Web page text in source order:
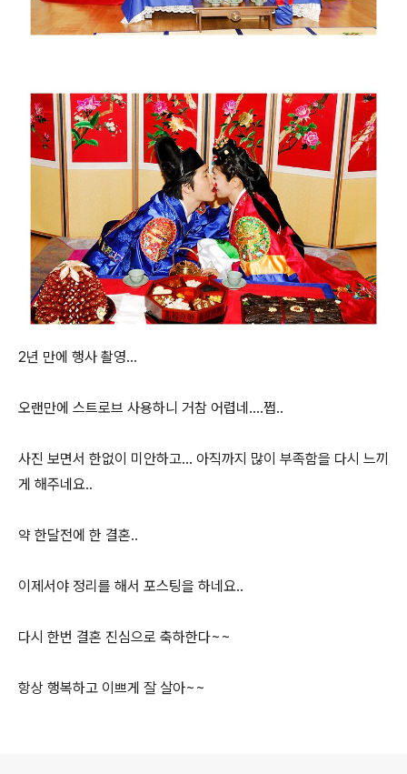
2년 만에 행사 촬영...
오랜만에 스트로브 사용하니 거참 어렵네....쩝..
사진 보면서 한없이 미안하고... 아직까지 많이 부족함을 다시 느끼
게 해주네요..
약 한달전에 한 결혼..
이제서야 정리를 해서 포스팅을 하네요..
다시 한번 결혼 진심으로 축하한다~~
항상 행복하고 이쁘게 잘 살아~~